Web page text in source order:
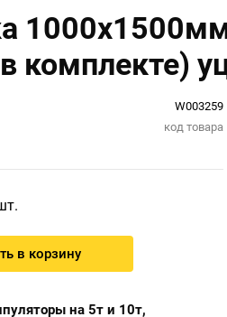
комплекте)
W003259
код товара
в корзину
на 5т и 10т,